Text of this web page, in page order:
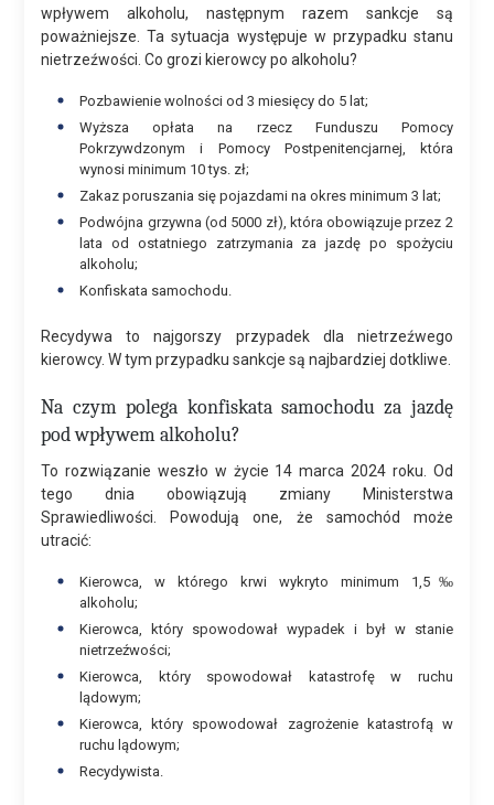
wpływem alkoholu, następnym razem sankcje są
poważniejsze. Ta sytuacja występuje w przypadku stanu
nietrzeźwości. Co grozi kierowcy po alkoholu?
Pozbawienie wolności od 3 miesięcy do 5 lat;
Wyższa opłata na rzecz Funduszu Pomocy
Pokrzywdzonym i Pomocy Postpenitencjarnej, która
wynosi minimum 10 tys. zł;
Zakaz poruszania się pojazdami na okres minimum 3 lat;
Podwójna grzywna (od 5000 zł), która obowiązuje przez 2
lata od ostatniego zatrzymania za jazdę po spożyciu
alkoholu;
Konfiskata samochodu.
Recydywa to najgorszy przypadek dla nietrzeźwego
kierowcy. W tym przypadku sankcje są najbardziej dotkliwe.
Na czym polega konfiskata samochodu za jazdę
pod wpływem alkoholu?
To rozwiązanie weszło w życie 14 marca 2024 roku. Od
tego dnia obowiązują zmiany Ministerstwa
Sprawiedliwości. Powodują one, że samochód może
utracić:
Kierowca, w którego krwi wykryto minimum 1,5‰
alkoholu;
Kierowca, który spowodował wypadek i był w stanie
nietrzeźwości;
Kierowca, który spowodował katastrofę w ruchu
lądowym;
Kierowca, który spowodował zagrożenie katastrofą w
ruchu lądowym;
Recydywista.